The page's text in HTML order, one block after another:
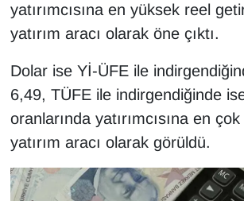
yatırımcısına en yüksek reel
yatırım aracı olarak öne çıktı.
Dolar ise Yİ-ÜFE ile
6,49, TÜFE ile indirgendiğinde
oranlarında yatırımcısına en
yatırım aracı olarak görüldü.
YAŞAM
YEREL